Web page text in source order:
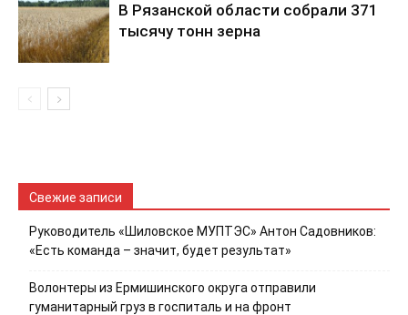
В Рязанской области собрали 371
тысячу тонн зерна
Свежие записи
Руководитель «Шиловское МУПТЭС» Антон Садовников:
«Есть команда – значит, будет результат»
Волонтеры из Ермишинского округа отправили
гуманитарный груз в госпиталь и на фронт